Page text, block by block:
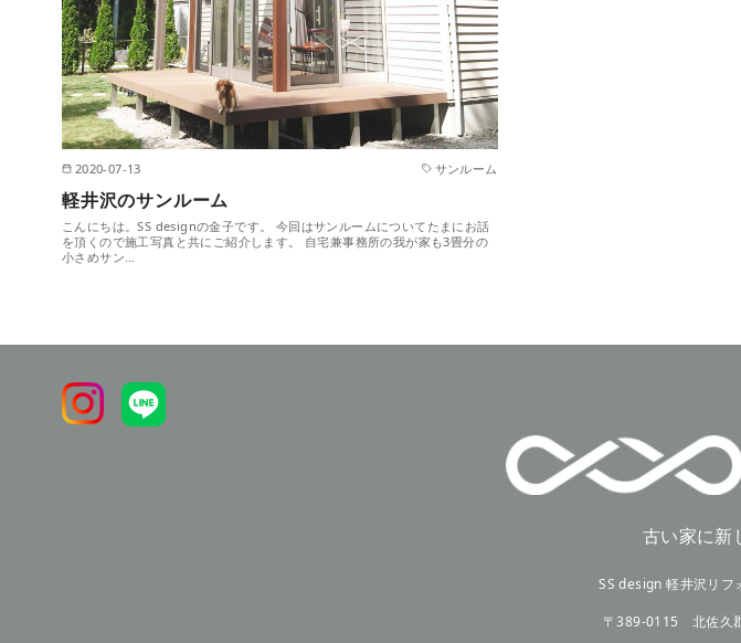
2020-07-13 サンルーム
軽井沢のサンルーム
こんにちは。SS designの金子です。 今回はサンルームについてたまにお話
を頂くので施工写真と共にご紹介します。 自宅兼事務所の我が家も3畳分の
小さめサン…
古い家に新
SS design 軽井沢リフ
〒389-0115 北佐久